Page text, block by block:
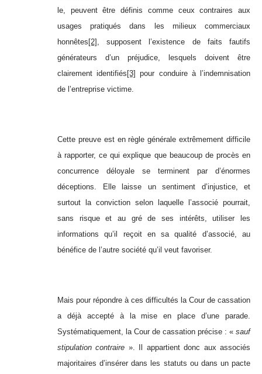
le, peuvent être définis comme ceux contraires aux
usages pratiqués dans les milieux commerciaux
honnêtes [2] , supposent l’existence de faits fautifs
générateurs d’un préjudice, lesquels doivent être
clairement identifiés [3] pour conduire à l’indemnisation
de l’entreprise victime.
Cette preuve est en règle générale extrêmement difficile
à rapporter, ce qui explique que beaucoup de procès en
concurrence déloyale se terminent par d’énormes
déceptions. Elle laisse un sentiment d’injustice, et
surtout la conviction selon laquelle l’associé pourrait,
sans risque et au gré de ses intérêts, utiliser les
informations qu’il reçoit en sa qualité d’associé, au
bénéfice de l’autre société qu’il veut favoriser.
Mais pour répondre à ces difficultés la Cour de cassation
a déjà accepté à la mise en place d’une parade.
Systématiquement, la Cour de cassation précise : « sauf
stipulation contraire ». Il appartient donc aux associés
majoritaires d’insérer dans les statuts ou dans un pacte